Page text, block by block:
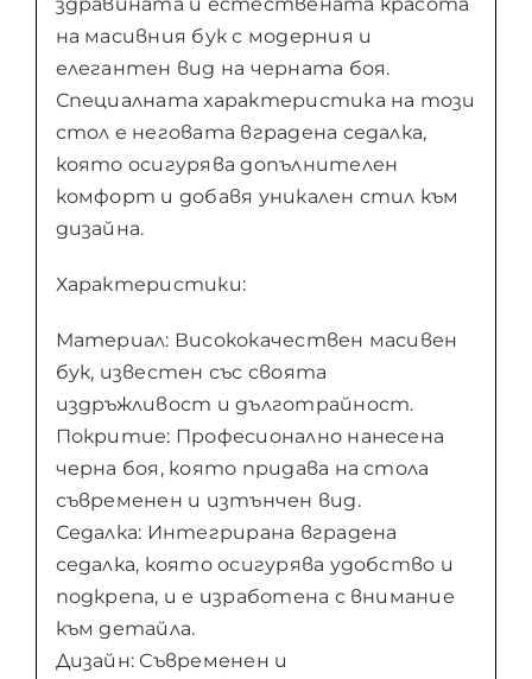
на масивния бук с модерния и
елегантен вид на черната боя.
Специалната характеристика на този
стол е неговата вградена седалка,
която осигурява допълнителен
комфорт и добавя уникален стил към
дизайна.
Характеристики:
Материал: Висококачествен масивен
бук, известен със своята
издръжливост и дълготрайност.
Покритие: Професионално нанесена
черна боя, която придава на стола
съвременен и изтънчен вид.
Седалка: Интегрирана вградена
седалка, която осигурява удобство и
подкрепа, и е изработена с внимание
към детайла.
Дизайн: Съвременен и